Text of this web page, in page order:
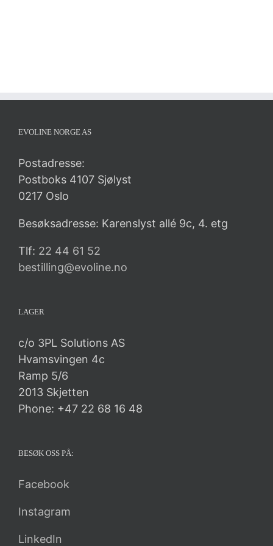
EVOLINE NORGE AS
Postadresse:
Postboks 4107 Sjølyst
0217 Oslo
Besøksadresse: Karenslyst allé 9c, 4. etg
Tlf: 22 44 61 52
bestilling@evoline.no
LAGER
c/o 3PL Solutions AS
Hvamsvingen 4c
Ramp 5/6
2013 Skjetten
Phone: +47 22 68 16 48
BESØK OSS PÅ:
Facebook
Instagram
LinkedIn